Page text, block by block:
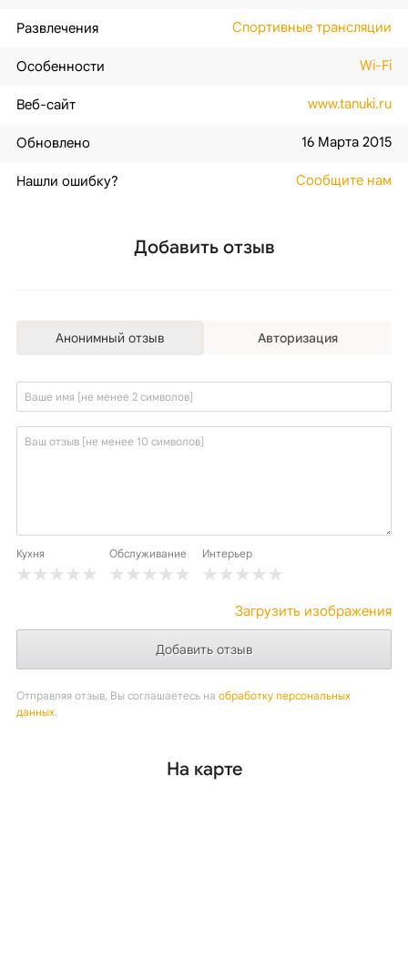
Развлечения Спортивные трансляции
Особенности Wi-Fi
Веб-сайт www.tanuki.ru
Обновлено 16 Марта 2015
Нашли ошибку? Сообщите нам
Добавить отзыв
Анонимный отзыв Авторизация
Кухня Обслуживание Интерьер
Загрузить изображения
Отправляя отзыв, Вы соглашаетесь на обработку персональных
данных.
На карте